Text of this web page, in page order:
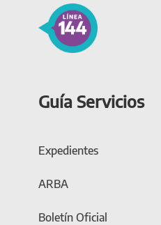
Guía Servicios
Expedientes
ARBA
Boletín Oficial